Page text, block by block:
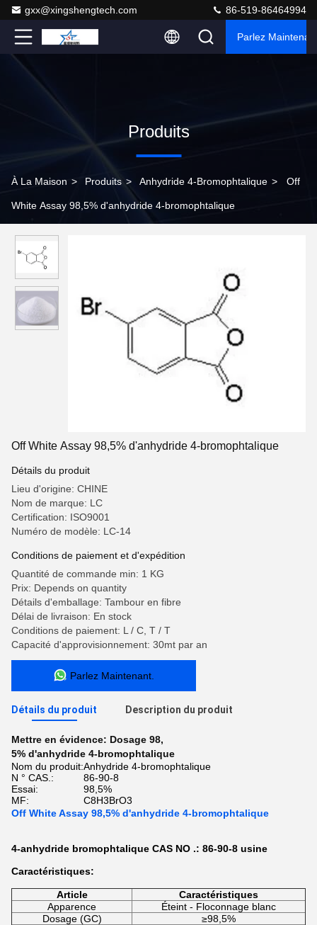
gxx@xingshengtech.com 86-519-86464994
Parlez
Produits
À La Maison > Produits > Anhydride 4-Bromophtalique > Off
White Assay 98,5% d'anhydride 4-bromophtalique
Off White Assay 98,5% d'anhydride 4-bromophtalique
Détails du produit
Lieu d'origine: CHINE
Nom de marque: LC
Certification: ISO9001
Numéro de modèle: LC-14
Conditions de paiement et d'expédition
Quantité de commande min: 1 KG
Prix: Depends on quantity
Détails d'emballage: Tambour en fibre
Délai de livraison: En stock
Conditions de paiement: L / C, T / T
Capacité d'approvisionnement: 30mt par an
Parlez Maintenant.
Détails du produit Description du produit
Mettre en évidence: Dosage 98,
5% d'anhydride 4-bromophtalique
Nom du produit:Anhydride 4-bromophtalique
N ° CAS.:
86-90-8
Essai:
98,5%
MF:
C8H3BrO3
Off White Assay 98,5% d'anhydride 4-bromophtalique
4-anhydride bromophtalique CAS NO .: 86-90-8 usine
Caractéristiques:
Article
Caractéristiques
Apparence
Éteint - Floconnage blanc
Dosage (GC)
≥98,5%